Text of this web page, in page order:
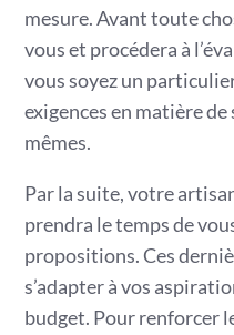
mesure. Avant toute
vous et procédera à
vous soyez un
exigences en matière
mêmes.
Par la suite, votre
prendra le temps de
propositions. Ces
s’adapter à vos
budget. Pour renforcer